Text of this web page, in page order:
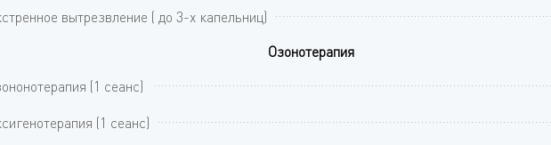
вытрезвление ( до 3-х капельниц)
Озонотерапия
(1 сеанс)
(1 сеанс)